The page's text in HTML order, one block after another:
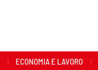
ECONOMIA E LAVORO